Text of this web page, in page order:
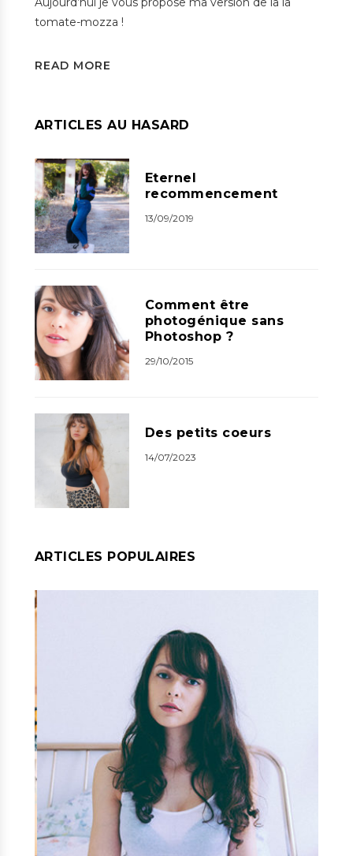
tomate-mozza !
READ MORE
ARTICLES AU HASARD
Eternel
recommencement
13/09/2019
Comment être
photogénique sans
Photoshop ?
29/10/2015
Des petits coeurs
14/07/2023
ARTICLES POPULAIRES